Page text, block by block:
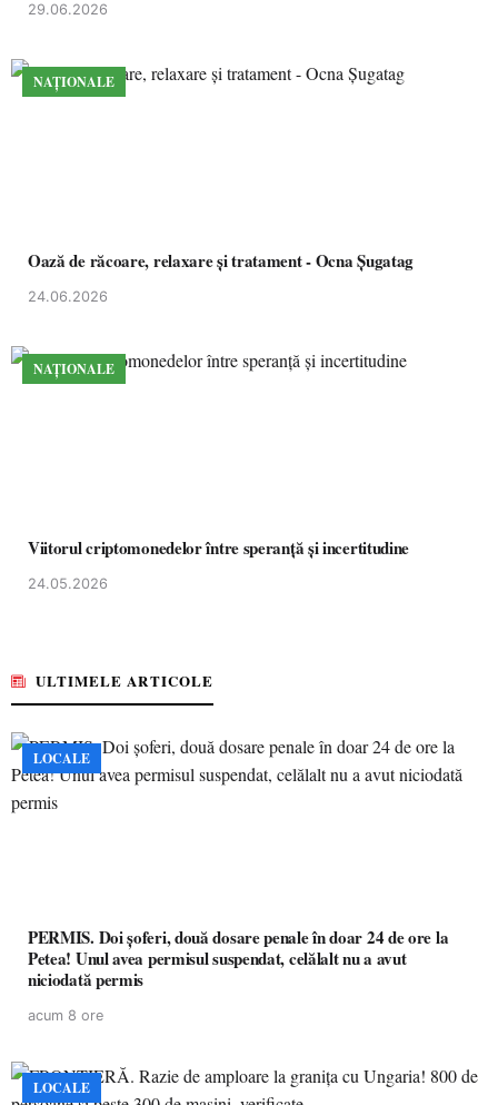
29.06.2026
NAȚIONALE
Oază de răcoare, relaxare și tratament - Ocna Șugatag
24.06.2026
NAȚIONALE
Viitorul criptomonedelor între speranță și incertitudine
24.05.2026
ULTIMELE ARTICOLE
LOCALE
PERMIS. Doi șoferi, două dosare penale în doar 24 de ore la
Petea! Unul avea permisul suspendat, celălalt nu a avut
niciodată permis
acum 8 ore
LOCALE